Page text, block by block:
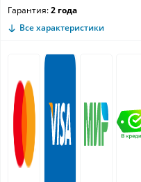
Гарантия:2 года
Все характеристики